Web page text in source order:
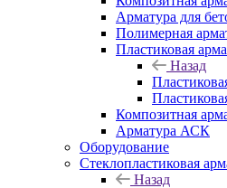
Арматура для
Полимерная
Пластиковая
Назад
Композитная
Арматура АСК
Оборудование
Cтеклопластиковая
Назад